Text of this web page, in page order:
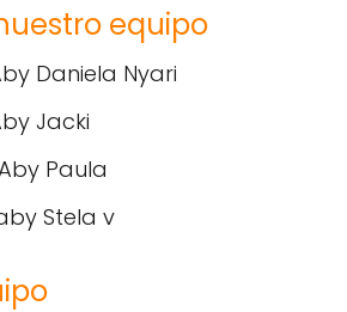
equipo
Daniela Nyari
Jacki
Paula
Stela v